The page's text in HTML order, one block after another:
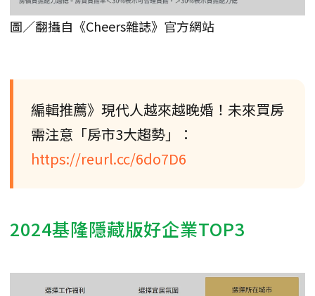
圖／翻攝自《Cheers雜誌》官方網站
編輯推薦》現代人越來越晚婚！未來買房
需注意「房市3大趨勢」：
https://reurl.cc/6do7D6
2024基隆隱藏版好企業TOP3